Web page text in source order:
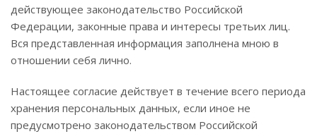
действующее законодательство Российской
Федерации, законные права и интересы третьих лиц.
Вся представленная информация заполнена мною в
отношении себя лично.
Настоящее согласие действует в течение всего периода
хранения персональных данных, если иное не
предусмотрено законодательством Российской